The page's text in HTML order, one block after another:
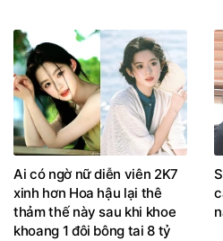
Ai có ngờ nữ diễn viên 2K7
xinh hơn Hoa hậu lại thê
thảm thế này sau khi khoe
khoang 1 đôi bông tai 8 tỷ